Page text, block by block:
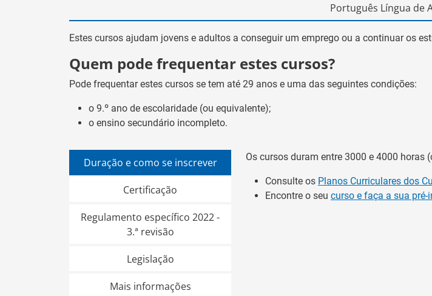
Português Língua de
Estes cursos ajudam jovens e adultos a conseguir um emprego ou a continuar os
Quem pode frequentar estes cursos?
Pode frequentar estes cursos se tem até 29 anos e uma das seguintes condições:
o 9.º ano de escolaridade (ou equivalente);
o ensino secundário incompleto.
Duração e como se inscrever
Certificação
Regulamento específico 2022 -
3.ª revisão
Legislação
Mais informações
Os cursos duram entre 3000 e 4000 horas
Consulte os Planos Curriculares dos
Encontre o seu curso e faça a sua